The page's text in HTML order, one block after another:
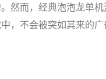
然而，经典泡泡龙单
，不会被突如其来的